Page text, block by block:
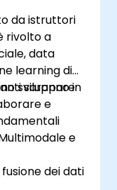
da istruttori
rivolto a
data
learning di
sviluppare
e
saranno in
e
dei dati